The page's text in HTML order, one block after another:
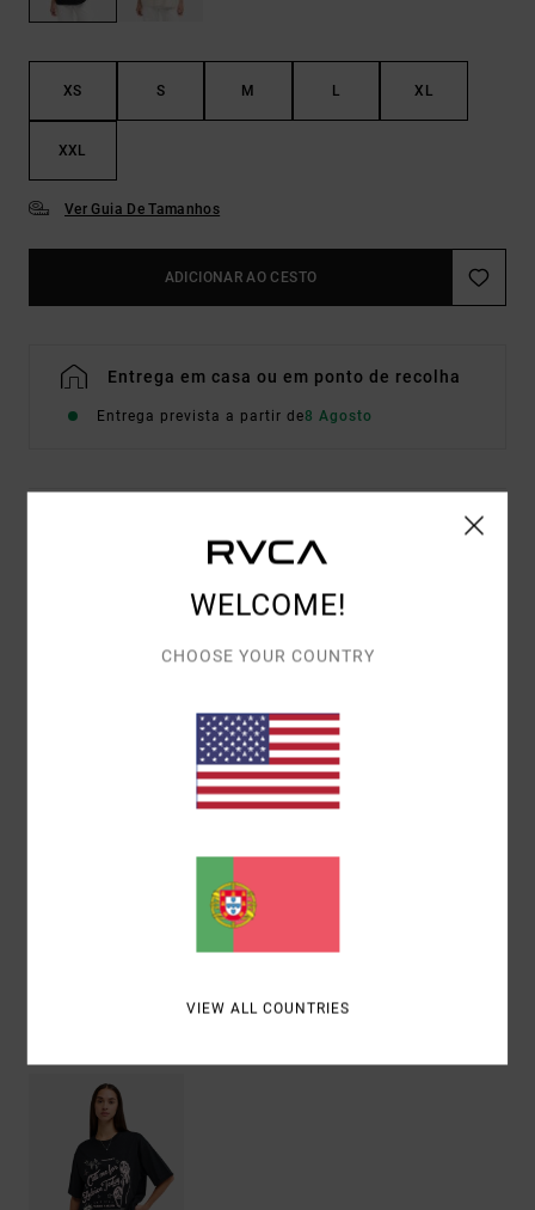
XS S M L XL
XXL
Ver Guia De Tamanhos
ADICIONAR AO CESTO
Entrega em casa ou em ponto de recolha
Entrega prevista a partir de8 Agosto
EVJZT00173 Código de Cor
Algodão orgânico [160 g/m²]
Oversized
Artes frontais serigrafada com tinta à base de água
WELCOME!
CHOOSE YOUR COUNTRY
VIEW ALL COUNTRIES